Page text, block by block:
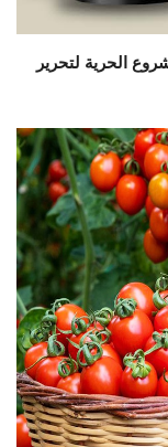
الحرية لتحرير